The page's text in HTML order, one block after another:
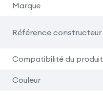
Marque
Référence constructeur
Compatibilité du produit
Couleur